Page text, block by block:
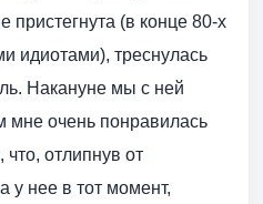
(в конце 80-х
идиотами), треснулась
Накануне мы с ней
мне очень понравилась
что, отлипнув от
у нее в тот момент,